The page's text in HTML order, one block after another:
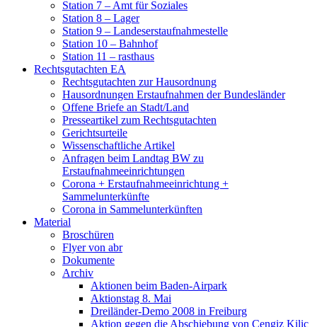
Station 7 – Amt für Soziales
Station 8 – Lager
Station 9 – Landeserstaufnahmestelle
Station 10 – Bahnhof
Station 11 – rasthaus
Rechtsgutachten EA
Rechtsgutachten zur Hausordnung
Hausordnungen Erstaufnahmen der Bundesländer
Offene Briefe an Stadt/Land
Presseartikel zum Rechtsgutachten
Gerichtsurteile
Wissenschaftliche Artikel
Anfragen beim Landtag BW zu
Erstaufnahmeeinrichtungen
Corona + Erstaufnahmeeinrichtung +
Sammelunterkünfte
Corona in Sammelunterkünften
Material
Broschüren
Flyer von abr
Dokumente
Archiv
Aktionen beim Baden-Airpark
Aktionstag 8. Mai
Dreiländer-Demo 2008 in Freiburg
Aktion gegen die Abschiebung von Cengiz Kilic